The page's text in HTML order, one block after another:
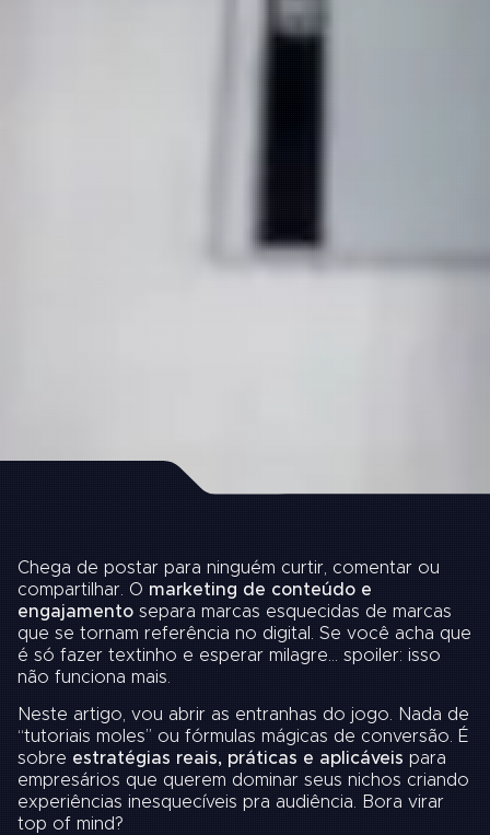
Chega de postar para ninguém curtir, comentar ou
compartilhar. O marketing de conteúdo e
engajamento separa marcas esquecidas de marcas
que se tornam referência no digital. Se você acha que
é só fazer textinho e esperar milagre… spoiler: isso
não funciona mais.
Neste artigo, vou abrir as entranhas do jogo. Nada de
“tutoriais moles” ou fórmulas mágicas de conversão. É
sobre estratégias reais, práticas e aplicáveis para
empresários que querem dominar seus nichos criando
experiências inesquecíveis pra audiência. Bora virar
top of mind?